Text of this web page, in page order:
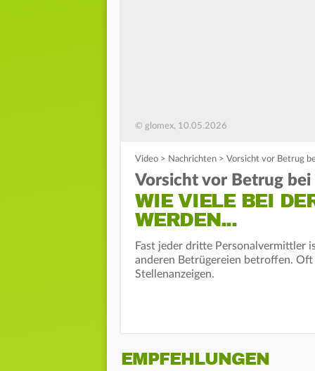
© glomex, 10.05.2026
Video > Nachrichten > Vorsicht vor Betrug
Vorsicht vor Betrug bei
WIE VIELE BEI
WERDEN...
Fast jeder dritte Personalvermittler
anderen Betrügereien betroffen.
Stellenanzeigen.
EMPFEHLUNGEN